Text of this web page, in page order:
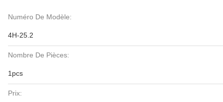
Numéro De Modèle:
4H-25.2
Nombre De Pièces:
1pcs
Prix: